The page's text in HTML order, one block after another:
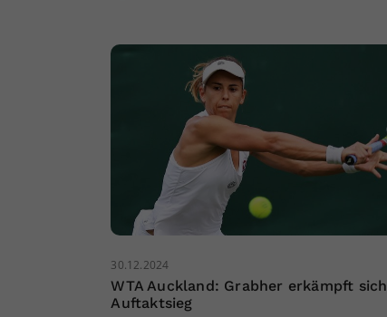
30.12.2024
WTA Auckland: Grabher erkämpft sich
Auftaktsieg